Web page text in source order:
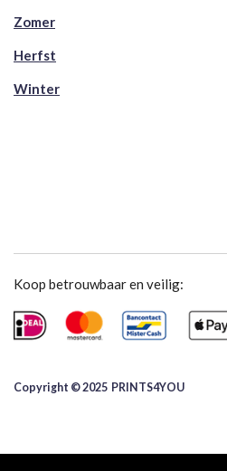
Zomer
Herfst
Winter
Koop betrouwbaar en veilig:
Copyright © 2025 ​PRINTS4YOU